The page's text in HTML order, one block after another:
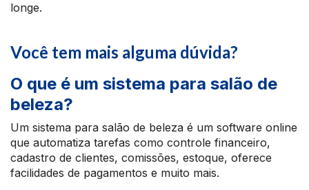
longe.
Você tem mais alguma dúvida?
O que é um sistema para salão de
beleza?
Um sistema para salão de beleza é um software online
que automatiza tarefas como controle financeiro,
cadastro de clientes, comissões, estoque, oferece
facilidades de pagamentos e muito mais.